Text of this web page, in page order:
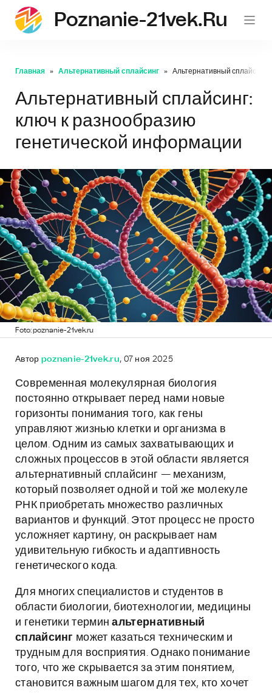
Poznanie-21vek.ru
Главная Альтернативный сплайсинг Альтернативный
Альтернативный сплайсинг:
ключ к разнообразию
генетической информации
Foto: poznanie-21vek.ru
Автор poznanie-21vek.ru, 07 ноя 2025
Современная молекулярная биология
постоянно открывает перед нами новые
горизонты понимания того, как гены
управляют жизнью клетки и организма в
целом. Одним из самых захватывающих и
сложных процессов в этой области является
альтернативный сплайсинг — механизм,
который позволяет одной и той же молекуле
РНК приобретать множество различных
вариантов и функций. Этот процесс не просто
усложняет картину, он раскрывает нам
удивительную гибкость и адаптивность
генетического кода.
Для многих специалистов и студентов в
области биологии, биотехнологии, медицины
и генетики терминальтернативный
сплайсинг может казаться техническим и
трудным для восприятия. Однако понимание
того, что же скрывается за этим понятием,
становится важным шагом для тех, кто хочет